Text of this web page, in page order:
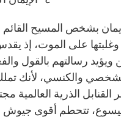
بشخص المسيح
وغلبتها على الموت، إذ
ويؤيد رسالتهم بالقول
والكنسي، ﻷنك
القنابل الذرية العالمية
بيسوع، تتحطم أقوى جيوش